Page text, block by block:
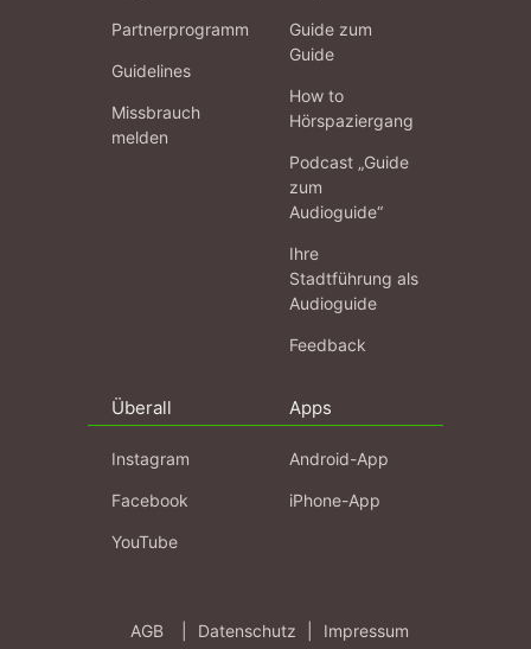
Partnerprogramm
Guidelines
Missbrauch
melden
Guide zum
Guide
How to
Hörspaziergang
Podcast „Guide
zum
Audioguide“
Ihre
Stadtführung als
Audioguide
Feedback
Überall
Instagram
Facebook
YouTube
Apps
Android-App
iPhone-App
AGB Datenschutz Impressum